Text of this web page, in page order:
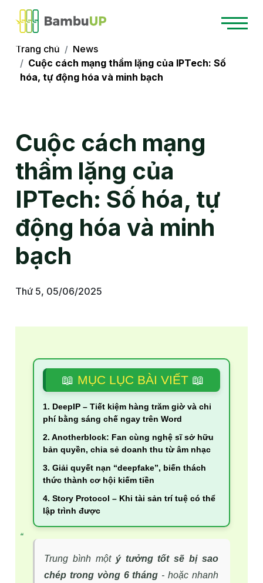
Trang chủ
News
Cuộc cách mạng thầm lặng của IPTech: Số
hóa, tự động hóa và minh bạch
Cuộc cách mạng
thầm lặng của
IPTech: Số hóa, tự
động hóa và minh
bạch
Thứ 5, 05/06/2025
📖 MỤC LỤC BÀI VIẾT 📖
1. DeepIP – Tiết kiệm hàng trăm giờ và chi
phí bằng sáng chế ngay trên Word
2. Anotherblock: Fan cùng nghệ sĩ sở hữu
bản quyền, chia sẻ doanh thu từ âm nhạc
3. Giải quyết nạn “deepfake”, biến thách
thức thành cơ hội kiếm tiền
4. Story Protocol – Khi tài sản trí tuệ có thể
lập trình được
Trung bình mộtý tưởng tốt sẽ bị sao
chép trong vòng 6 tháng - hoặc nhanh